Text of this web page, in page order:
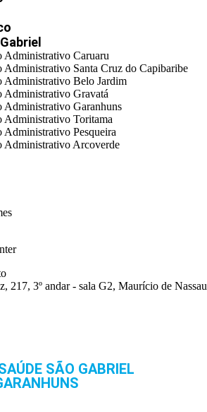
Administrativo Caruaru
Administrativo Santa Cruz do Capibaribe
Administrativo Belo Jardim
Administrativo Gravatá
Administrativo Garanhuns
Administrativo Toritama
Administrativo Pesqueira
Administrativo Arcoverde
217, 3º andar - sala G2, Maurício de Nassau
SÃO GABRIEL